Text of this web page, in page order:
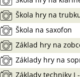
Škola hry na
Škola na saxofon
Základ hry na
Základy hry na
Základy techniky I